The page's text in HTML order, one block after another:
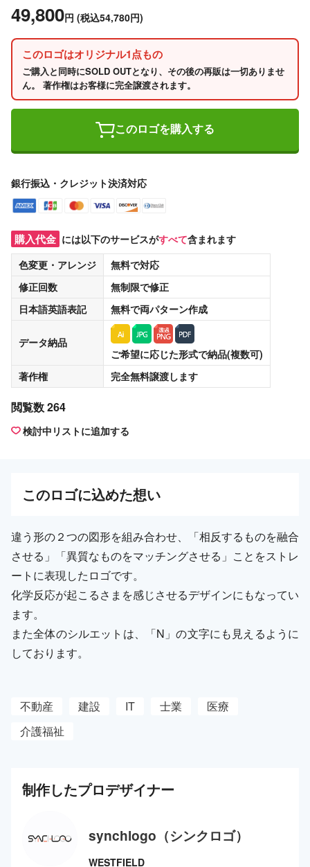
49,800円 (税込54,780円)
このロゴはオリジナル1点もの
ご購入と同時にSOLD OUTとなり、その後の再販は一切ありませ
ん。 著作権はお客様に完全譲渡されます。
このロゴを購入する
銀行振込・クレジット決済対応
購入代金 には以下のサービスがすべて含まれます
色変更・アレンジ
無料で対応
修正回数
無制限で修正
日本語英語表記
無料で両パターン作成
データ納品
ご希望に応じた形式で納品(複数可)
著作権
完全無料譲渡します
閲覧数 264
検討中リストに追加する
このロゴに込めた想い
違う形の２つの図形を組み合わせ、「相反するものを融合
させる」「異質なものをマッチングさせる」ことをストレ
ートに表現したロゴです。
化学反応が起こるさまを感じさせるデザインにもなってい
ます。
また全体のシルエットは、「N」の文字にも見えるように
しております。
不動産 建設 IT 士業
医療
介護福祉
制作したプロデザイナー
synchlogo（シンクロゴ）
WESTFIELD